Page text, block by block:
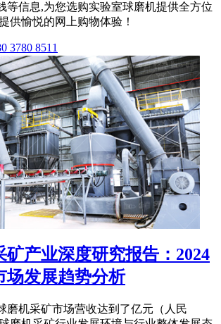
等信息,为您选购实验室球磨机提供全方位
供愉悦的网上购物体验！
3780 8511
矿产业深度研究报告：2024
场发展趋势分析
磨机采矿市场营收达到了亿元（人民